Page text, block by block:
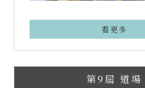
看更多
第9屆 道場